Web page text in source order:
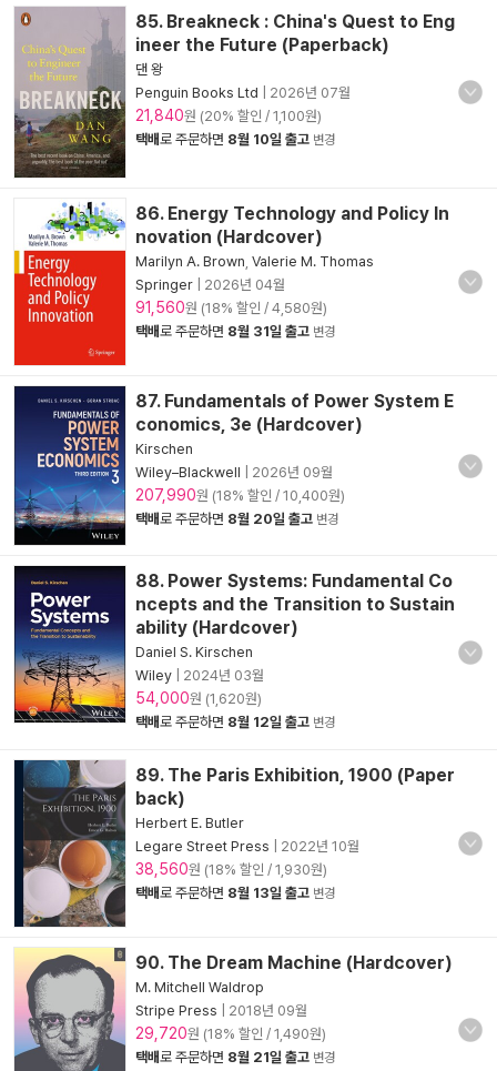
85. Breakneck : China's Quest to Eng
ineer the Future (Paperback)
댄 왕
Penguin Books Ltd
2026년 07월
21,840원 (20% 할인 / 1,100원)
택배로 주문하면 8월 10일 출고 변경
86. Energy Technology and Policy In
novation (Hardcover)
Marilyn A. Brown Valerie M. Thomas
Springer
2026년 04월
91,560원 (18% 할인 / 4,580원)
택배로 주문하면 8월 31일 출고 변경
87. Fundamentals of Power System E
conomics, 3e (Hardcover)
Kirschen
Wiley–Blackwell
2026년 09월
207,990원 (18% 할인 / 10,400원)
택배로 주문하면 8월 20일 출고 변경
88. Power Systems: Fundamental Co
ncepts and the Transition to Sustain
ability (Hardcover)
Daniel S. Kirschen
Wiley
2024년 03월
54,000원 (1,620원)
택배로 주문하면 8월 12일 출고 변경
89. The Paris Exhibition, 1900 (Paper
back)
Herbert E. Butler
Legare Street Press
2022년 10월
38,560원 (18% 할인 / 1,930원)
택배로 주문하면 8월 13일 출고 변경
90. The Dream Machine (Hardcover)
M. Mitchell Waldrop
Stripe Press
2018년 09월
29,720원 (18% 할인 / 1,490원)
택배로 주문하면 8월 21일 출고 변경